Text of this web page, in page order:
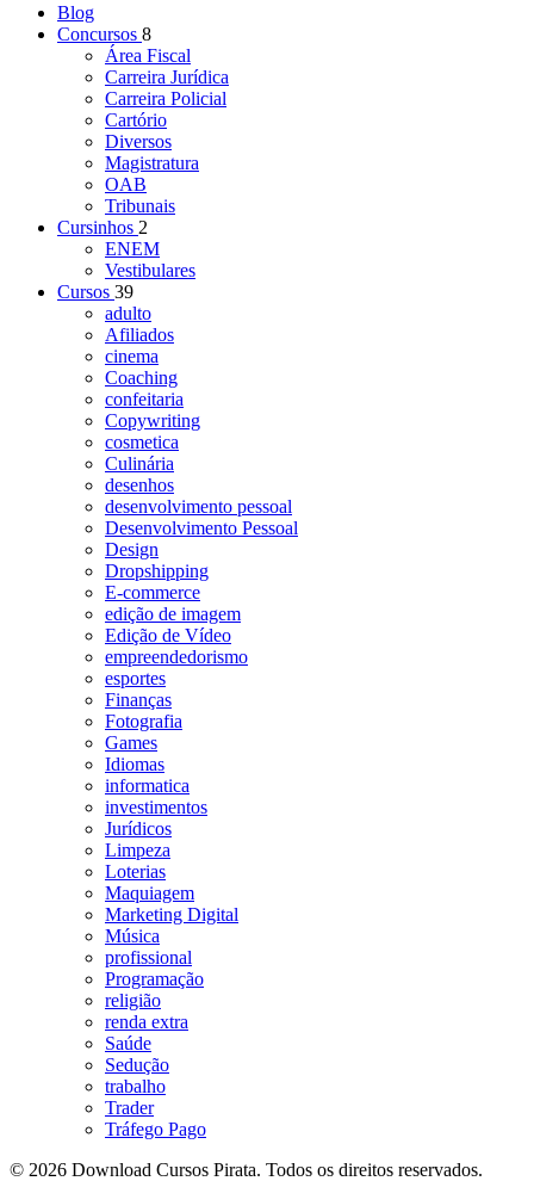
Blog
Concursos 8
Área Fiscal
Carreira Jurídica
Carreira Policial
Cartório
Diversos
Magistratura
OAB
Tribunais
Cursinhos 2
ENEM
Vestibulares
Cursos 39
adulto
Afiliados
cinema
Coaching
confeitaria
Copywriting
cosmetica
Culinária
desenhos
desenvolvimento pessoal
Desenvolvimento Pessoal
Design
Dropshipping
E-commerce
edição de imagem
Edição de Vídeo
empreendedorismo
esportes
Finanças
Fotografia
Games
Idiomas
informatica
investimentos
Jurídicos
Limpeza
Loterias
Maquiagem
Marketing Digital
Música
profissional
Programação
religião
renda extra
Saúde
Sedução
trabalho
Trader
Tráfego Pago
© 2026 Download Cursos Pirata. Todos os direitos reservados.